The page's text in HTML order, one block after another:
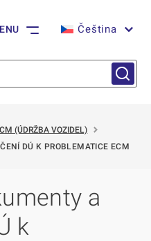
Čeština
(ÚDRŽBA VOZIDEL)
DÚ K PROBLEMATICE ECM
a
k